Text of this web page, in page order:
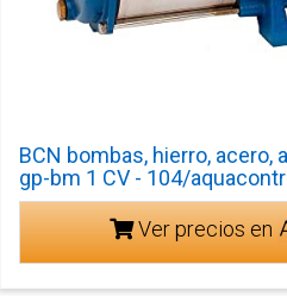
BCN bombas, hierro, acero,
gp-bm 1 CV - 104/
Ver precios en